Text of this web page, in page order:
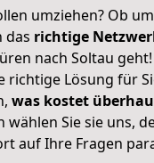
umziehen? Ob
das richtige
nach Soltau
richtige Lösung für
was kostet
wählen Sie sie uns,
auf Ihre Fragen